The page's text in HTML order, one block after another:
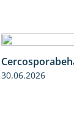
30.06.2026